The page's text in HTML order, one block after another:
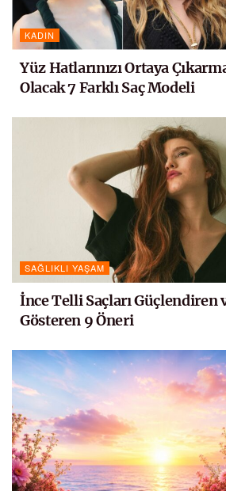
KADIN
Yüz Hatlarınızı Ortaya
Olacak 7 Farklı Saç Modeli
SAĞLIKLI YAŞAM
İnce Telli Saçları Güçlendiren
Gösteren 9 Öneri